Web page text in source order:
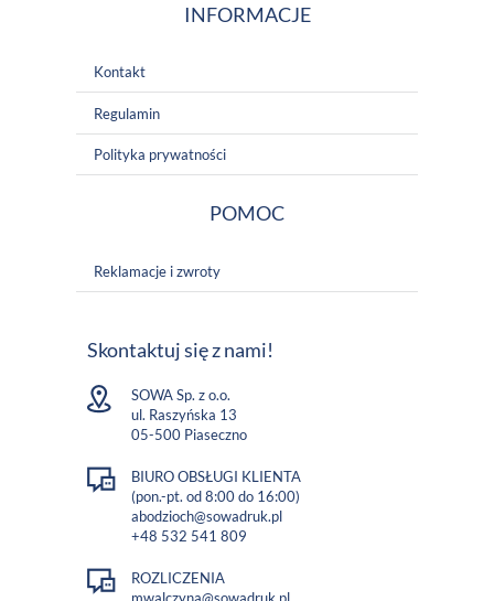
INFORMACJE
Kontakt
Regulamin
Polityka prywatności
POMOC
Reklamacje i zwroty
Skontaktuj się z nami!
SOWA Sp. z o.o.
ul. Raszyńska 13
05-500 Piaseczno
BIURO OBSŁUGI KLIENTA
(pon.-pt. od 8:00 do 16:00)
abodzioch@sowadruk.pl
+48 532 541 809
ROZLICZENIA